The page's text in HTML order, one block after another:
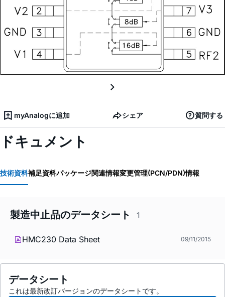
myAnalogに追加 シェア 質問する
ドキュメント
技術資料補足資料パッケージ関連情報変更管理(PCN/PDN)情報
製造中止品のデータシート 1
HMC230 Data Sheet 09/11/2015
データシート
これは最新改訂バージョンのデータシートです。